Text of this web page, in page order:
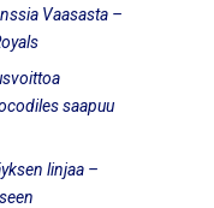
Vaasasta –
saapuu
linjaa –